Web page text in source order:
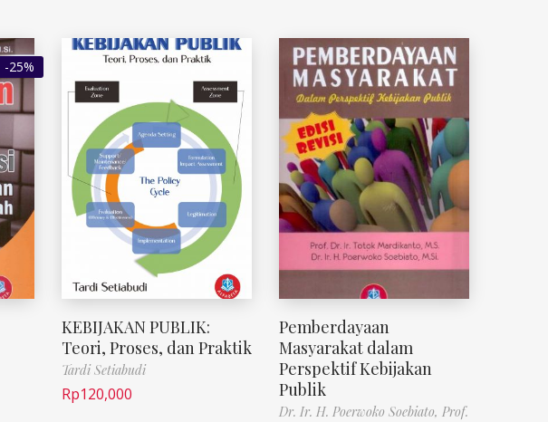
-25%
KEBIJAKAN PUBLIK:
Teori, Proses, dan Praktik
Tardi Setiabudi
Rp120,000
Pemberdayaan
Masyarakat dalam
Perspektif Kebijakan
Publik
Dr. Ir. H. Poerwoko Soebiato, Prof.